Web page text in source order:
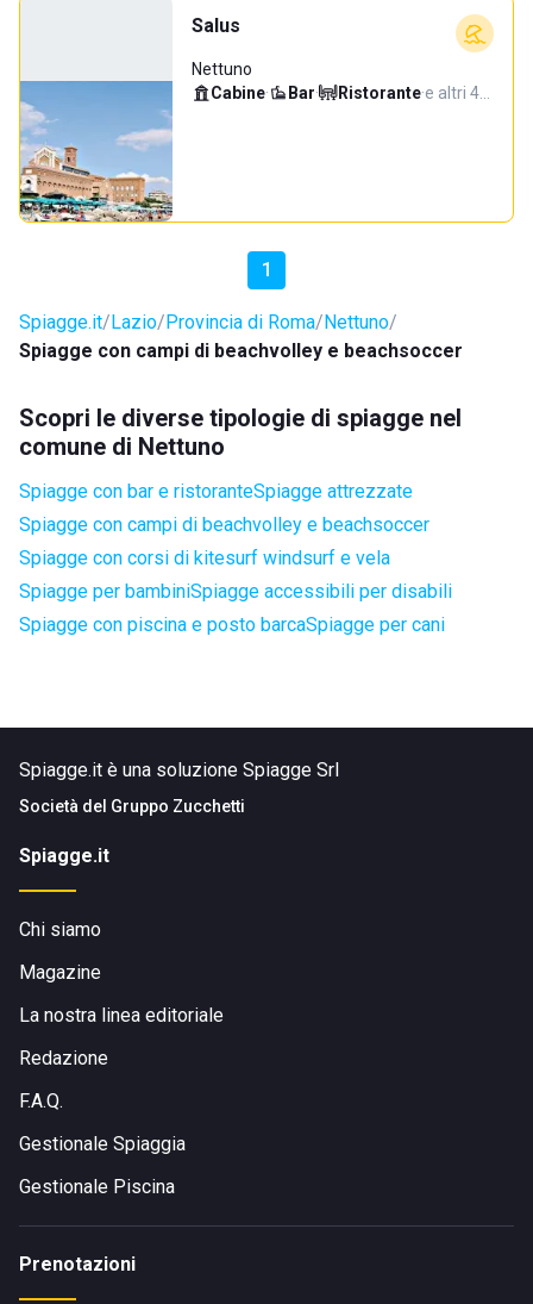
Salus
Nettuno
Cabine· Bar· Ristorante·e altri 4…
1
Spiagge.it Lazio Provincia di Roma Nettuno
Spiagge con campi di beachvolley e beachsoccer
Scopri le diverse tipologie di spiagge nel
comune di Nettuno
Spiagge con bar e ristoranteSpiagge attrezzate
Spiagge con campi di beachvolley e beachsoccer
Spiagge con corsi di kitesurf windsurf e vela
Spiagge per bambiniSpiagge accessibili per disabili
Spiagge con piscina e posto barcaSpiagge per cani
Spiagge.it è una soluzione Spiagge Srl
Società del Gruppo Zucchetti
Spiagge.it
Chi siamo
Magazine
La nostra linea editoriale
Redazione
F.A.Q.
Gestionale Spiaggia
Gestionale Piscina
Prenotazioni